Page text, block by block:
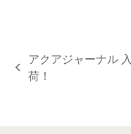
previous
アクアジャーナル 入
荷！